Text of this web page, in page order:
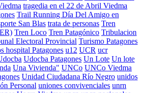
tragedia en el 22 de Abril Viedma
Trail Running Día Del Amigo en
San Blas trata de personas Tren
Tren Loco Tren Patagónico Tribulacion
Electoral Provincial Turismo Patagones
hospital Patagones u12 UCR ucr
Udocba Patagones Un Lote Un lote
Una Vivienda" UNCo UNCo Viedma
Unidad Ciudadana Río Negro unidos
Personal uniones convivenciales unrn